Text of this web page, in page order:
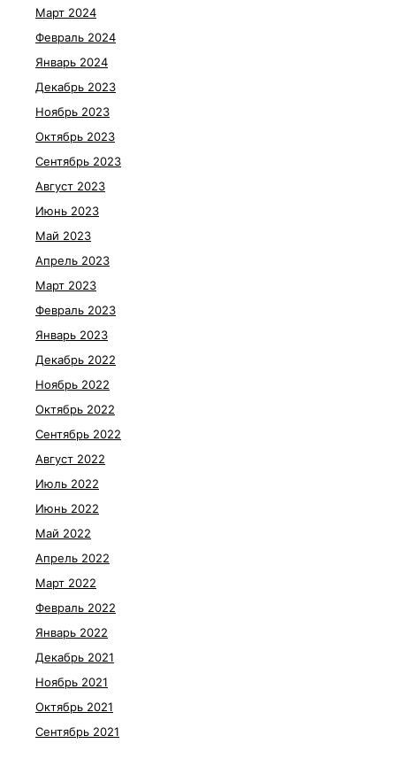
Март 2024
Февраль 2024
Январь 2024
Декабрь 2023
Ноябрь 2023
Октябрь 2023
Сентябрь 2023
Август 2023
Июнь 2023
Май 2023
Апрель 2023
Март 2023
Февраль 2023
Январь 2023
Декабрь 2022
Ноябрь 2022
Октябрь 2022
Сентябрь 2022
Август 2022
Июль 2022
Июнь 2022
Май 2022
Апрель 2022
Март 2022
Февраль 2022
Январь 2022
Декабрь 2021
Ноябрь 2021
Октябрь 2021
Сентябрь 2021